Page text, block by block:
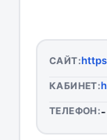
САЙТ:
КАБИНЕТ:
ТЕЛЕФОН:-